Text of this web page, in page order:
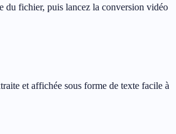
du fichier, puis lancez la conversion vidéo
et affichée sous forme de texte facile à